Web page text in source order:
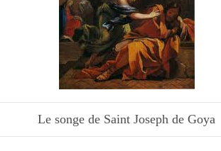
Le songe de Saint Joseph de Goya